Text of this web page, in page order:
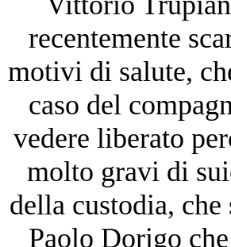
recentemente
motivi di salute,
caso del
vedere liberato
molto gravi di
della custodia,
Paolo Dorigo